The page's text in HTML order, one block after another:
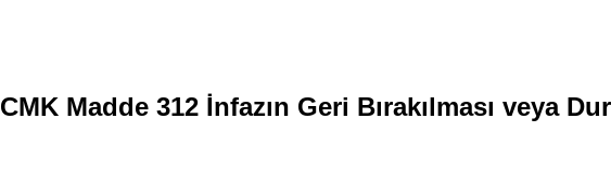
CMK Madde 312 İnfazın Geri Bırakılması veya